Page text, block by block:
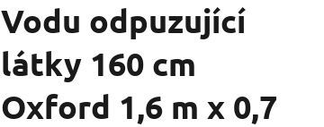
Vodu odpuzující
látky 160 cm
Oxford 1,6 m x 0,7